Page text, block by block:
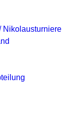
Nikolausturniere